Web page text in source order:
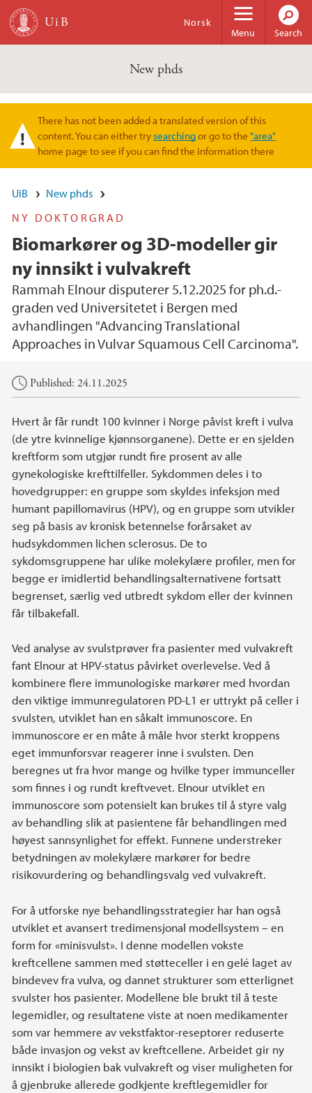
Skip to main content
Menu
Norsk
Search
New phds
Warning message
There has not been added a translated version of this
content. You can either trysearchingor go to the"area"
home page to see if you can find the information there
UiB
New phds
NY DOKTORGRAD
Biomarkører og 3D-modeller gir
ny innsikt i vulvakreft
Rammah Elnour disputerer 5.12.2025 for ph.d.-
graden ved Universitetet i Bergen med
avhandlingen "Advancing Translational
Approaches in Vulvar Squamous Cell Carcinoma".
Main content
Published: 24.11.2025
Hvert år får rundt 100 kvinner i Norge påvist kreft i vulva
(de ytre kvinnelige kjønnsorganene). Dette er en sjelden
kreftform som utgjør rundt fire prosent av alle
gynekologiske krefttilfeller. Sykdommen deles i to
hovedgrupper: en gruppe som skyldes infeksjon med
humant papillomavirus (HPV), og en gruppe som utvikler
seg på basis av kronisk betennelse forårsaket av
hudsykdommen lichen sclerosus. De to
sykdomsgruppene har ulike molekylære profiler, men for
begge er imidlertid behandlingsalternativene fortsatt
begrenset, særlig ved utbredt sykdom eller der kvinnen
får tilbakefall.
Ved analyse av svulstprøver fra pasienter med vulvakreft
fant Elnour at HPV-status påvirket overlevelse. Ved å
kombinere flere immunologiske markører med hvordan
den viktige immunregulatoren PD-L1 er uttrykt på celler i
svulsten, utviklet han en såkalt immunoscore. En
immunoscore er en måte å måle hvor sterkt kroppens
eget immunforsvar reagerer inne i svulsten. Den
beregnes ut fra hvor mange og hvilke typer immunceller
som finnes i og rundt kreftvevet. Elnour utviklet en
immunoscore som potensielt kan brukes til å styre valg
av behandling slik at pasientene får behandlingen med
høyest sannsynlighet for effekt. Funnene understreker
betydningen av molekylære markører for bedre
risikovurdering og behandlingsvalg ved vulvakreft.
For å utforske nye behandlingsstrategier har han også
utviklet et avansert tredimensjonal modellsystem – en
form for «minisvulst». I denne modellen vokste
kreftcellene sammen med støtteceller i en gelé laget av
bindevev fra vulva, og dannet strukturer som etterlignet
svulster hos pasienter. Modellene ble brukt til å teste
legemidler, og resultatene viste at noen medikamenter
som var hemmere av vekstfaktor-reseptorer reduserte
både invasjon og vekst av kreftcellene. Arbeidet gir ny
innsikt i biologien bak vulvakreft og viser muligheten for
å gjenbruke allerede godkjente kreftlegemidler for